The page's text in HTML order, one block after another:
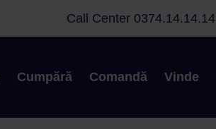
Call Center 0374.14.14.14
Cumpără Comandă Vinde